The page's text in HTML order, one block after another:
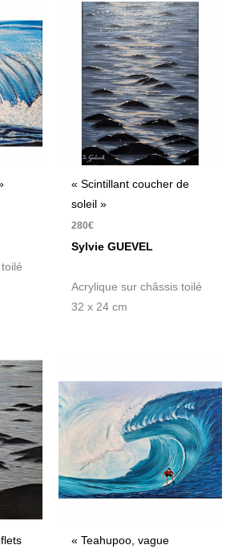
« Scintillant coucher de
soleil »
280€
Sylvie GUEVEL
Acrylique sur châssis toilé
32 x 24 cm
« Teahupoo, vague